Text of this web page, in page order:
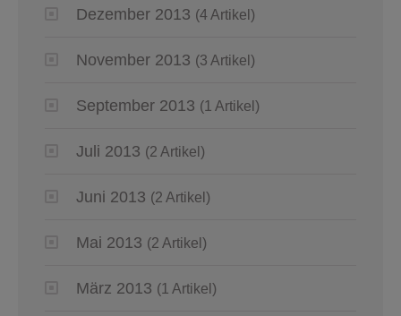
Dezember 2013 (4 Artikel)
November 2013 (3 Artikel)
September 2013 (1 Artikel)
Juli 2013 (2 Artikel)
Juni 2013 (2 Artikel)
Mai 2013 (2 Artikel)
März 2013 (1 Artikel)